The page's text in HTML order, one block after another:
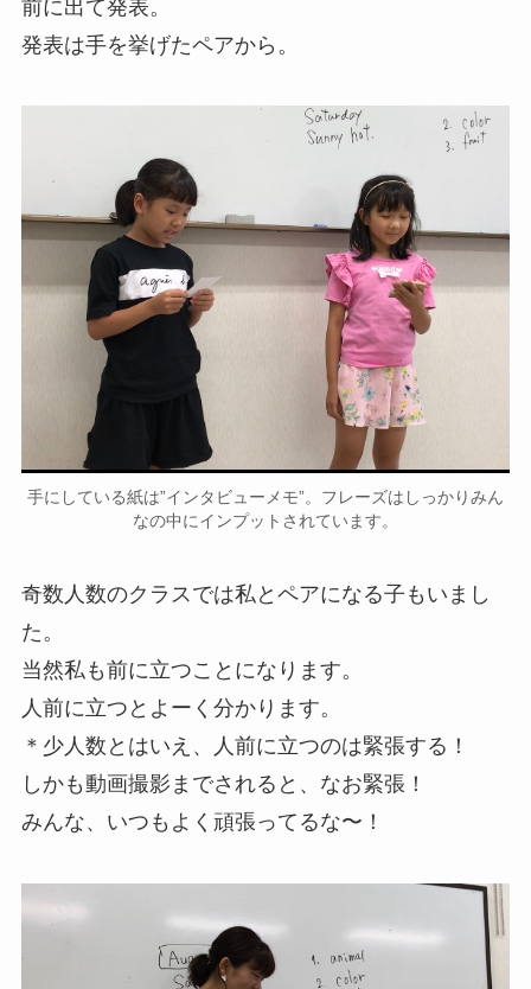
前に出て発表。
発表は手を挙げたペアから。
手にしている紙は”インタビューメモ”。フレーズはしっかりみん
なの中にインプットされています。
奇数人数のクラスでは私とペアになる子もいまし
た。
当然私も前に立つことになります。
人前に立つとよーく分かります。
＊少人数とはいえ、人前に立つのは緊張する！
しかも動画撮影までされると、なお緊張！
みんな、いつもよく頑張ってるな〜！